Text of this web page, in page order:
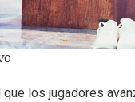
los jugadores